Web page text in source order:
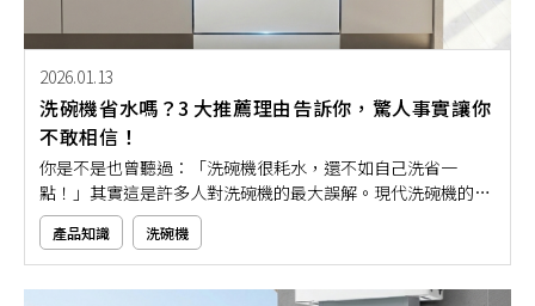
2026.01.13
洗碗機省水嗎？3 大推薦理由告訴你，驚人事實讓你
不敢相信！
你是不是也曾聽過：「洗碗機很耗水，還不如自己洗省一
點！」其實這是許多人對洗碗機的最大誤解。現代洗碗機的省
水技術，早已翻轉這個觀念，不僅用水量比手洗少得多，清潔
力還更穩定。究竟洗碗機到底省不省水？又有哪些使用優點？
就讓我們用3大推薦理由帶你清楚了解，原來洗碗機才是最適
合現代人的智能家電！
產品知識 洗碗機